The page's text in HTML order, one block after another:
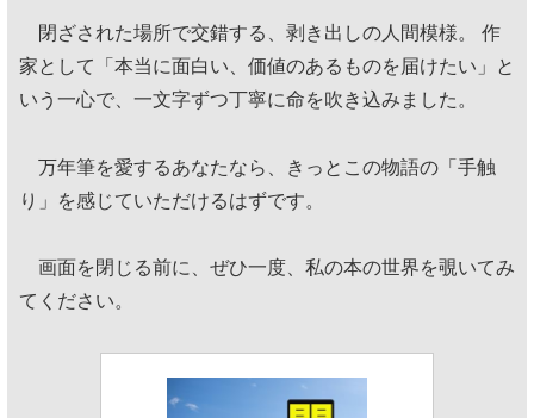
閉ざされた場所で交錯する、剥き出しの人間模様。 作
家として「本当に面白い、価値のあるものを届けたい」と
いう一心で、一文字ずつ丁寧に命を吹き込みました。
万年筆を愛するあなたなら、きっとこの物語の「手触
り」を感じていただけるはずです。
画面を閉じる前に、ぜひ一度、私の本の世界を覗いてみ
てください。